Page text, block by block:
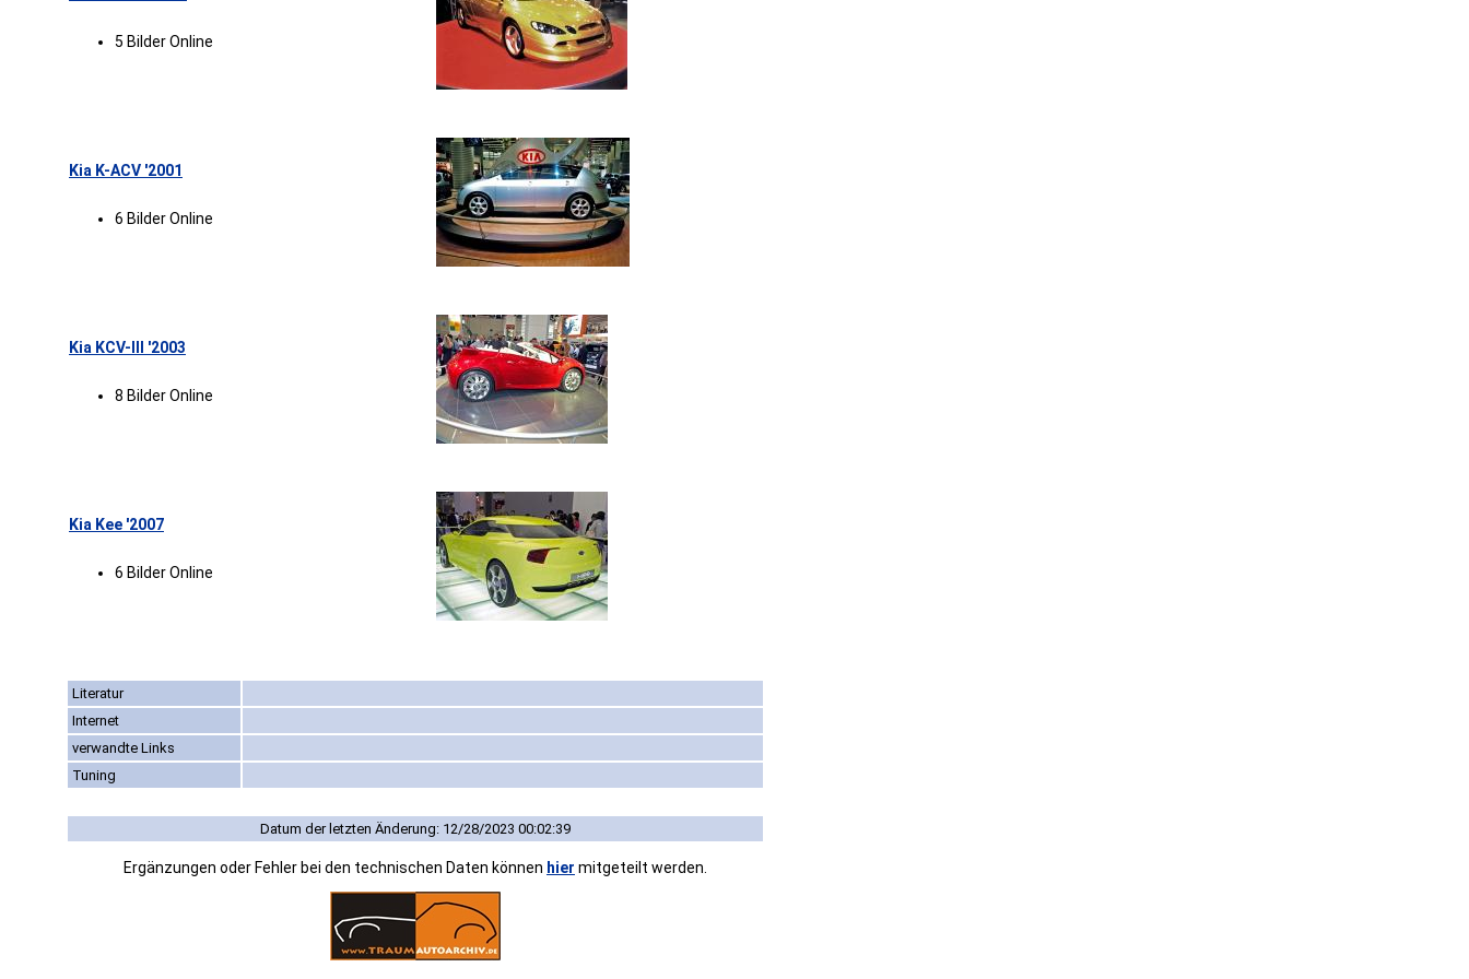
5 Bilder Online
Kia K-ACV '2001
6 Bilder Online
Kia KCV-III '2003
8 Bilder Online
Kia Kee '2007
6 Bilder Online
Literatur
Internet
verwandte Links
Tuning
Datum der letzten Änderung: 12/28/2023 00:02:39
Ergänzungen oder Fehler bei den technischen Daten können hier mitgeteilt werden.